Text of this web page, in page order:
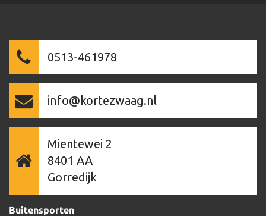
0513-461978
info@kortezwaag.nl
Mientewei 2
8401 AA
Gorredijk
Buitensporten